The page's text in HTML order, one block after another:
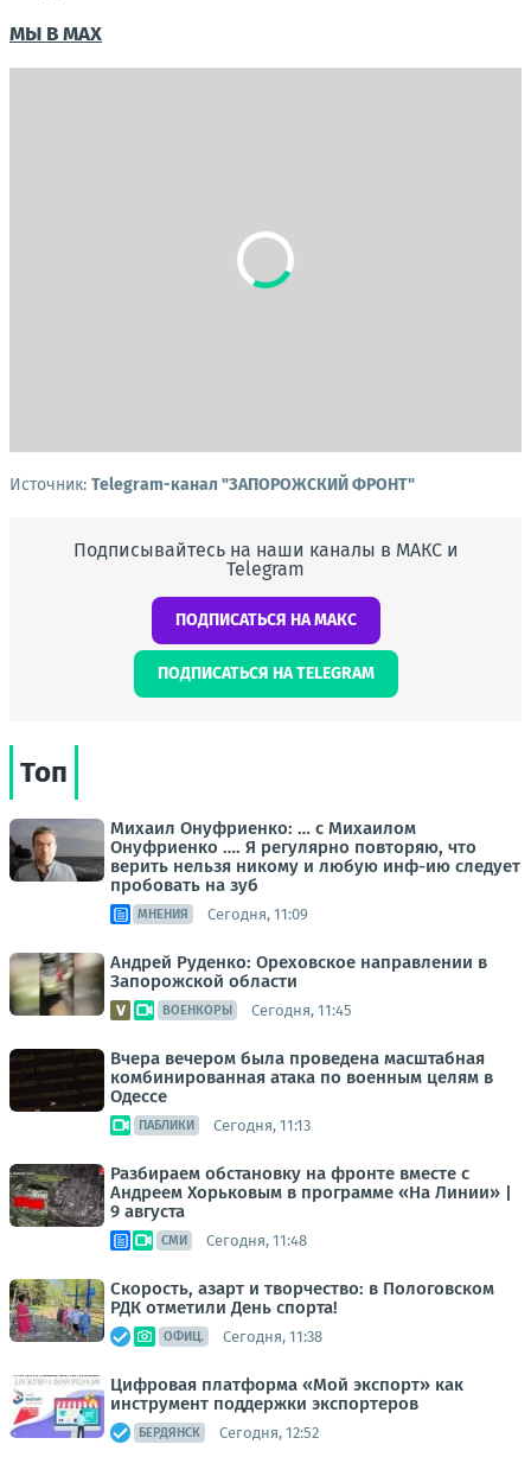
МЫ В MAX
Источник: Telegram-канал "ЗАПОРОЖСКИЙ ФРОНТ"
Подписывайтесь на наши каналы в МАКС и
Telegram
ПОДПИСАТЬСЯ НА МАКС
ПОДПИСАТЬСЯ НА TELEGRAM
Топ
Михаил Онуфриенко: … с Михаилом
Онуфриенко …. Я регулярно повторяю, что
верить нельзя никому и любую инф-ию следует
пробовать на зуб
МНЕНИЯ Сегодня, 11:09
Андрей Руденко: Ореховское направлении в
Запорожской области
ВОЕНКОРЫ Сегодня, 11:45
Вчера вечером была проведена масштабная
комбинированная атака по военным целям в
Одессе
ПАБЛИКИ Сегодня, 11:13
Разбираем обстановку на фронте вместе с
Андреем Хорьковым в программе «На Линии» |
9 августа
СМИ Сегодня, 11:48
Скорость, азарт и творчество: в Пологовском
РДК отметили День спорта!
ОФИЦ. Сегодня, 11:38
Цифровая платформа «Мой экспорт» как
инструмент поддержки экспортеров
БЕРДЯНСК Сегодня, 12:52